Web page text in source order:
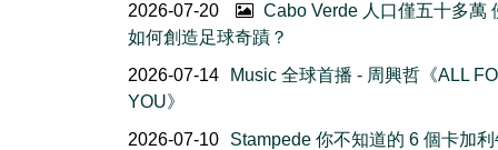
2026-07-20
Cabo Verde 人口僅五十多萬
如何創造足球奇蹟？
2026-07-14
Music 全球首播 - 周興哲《ALL
YOU》
2026-07-10
Stampede 你不知道的 6 個卡加